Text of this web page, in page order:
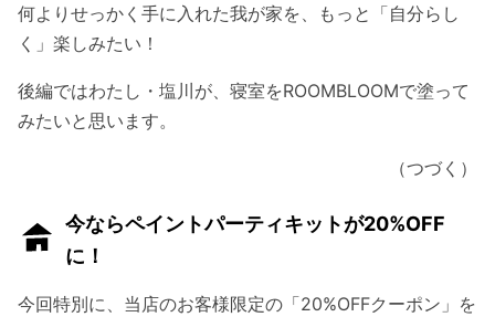
何よりせっかく手に入れた我が家を、もっと「自分らし
く」楽しみたい！
後編ではわたし・塩川が、寝室をROOMBLOOMで塗って
みたいと思います。
（つづく）
今ならペイントパーティキットが20%OFF
に！
今回特別に、当店のお客様限定の「20%OFFクーポン」を